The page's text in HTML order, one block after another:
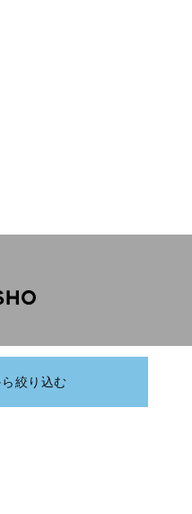
絞り込む
Library.